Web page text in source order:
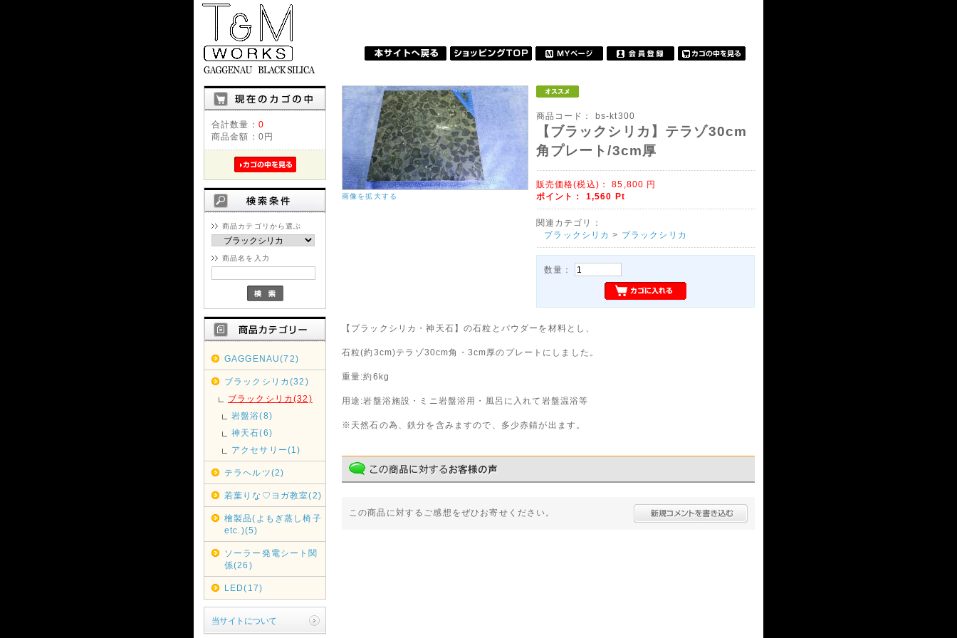
合計数量： 0
商品金額： 0円
商品カテゴリから選ぶ
商品名を入力
GAGGENAU(72)
ブラックシリカ(32)
ブラックシリカ(32)
岩盤浴(8)
神天石(6)
アクセサリー(1)
テラヘルツ(2)
若葉りな♡ヨガ教室(2)
檜製品(よもぎ蒸し椅子
etc.)(5)
ソーラー発電シート関
係(26)
LED(17)
当サイトについて
画像を拡大する
商品コード： bs-kt300
【ブラックシリカ】テラゾ30cm
角プレート/3cm厚
販売価格(税込)： 85,800 円
ポイント： 1,560 Pt
関連カテゴリ：
ブラックシリカ > ブラックシリカ
数量：
【ブラックシリカ・神天石】の石粒とパウダーを材料とし、
石粒(約3cm)テラゾ30cm角・3cm厚のプレートにしました。
重量:約6kg
用途:岩盤浴施設・ミニ岩盤浴用・風呂に入れて岩盤温浴等
※天然石の為、鉄分を含みますので、多少赤錆が出ます。
この商品に対するご感想をぜひお寄せください。